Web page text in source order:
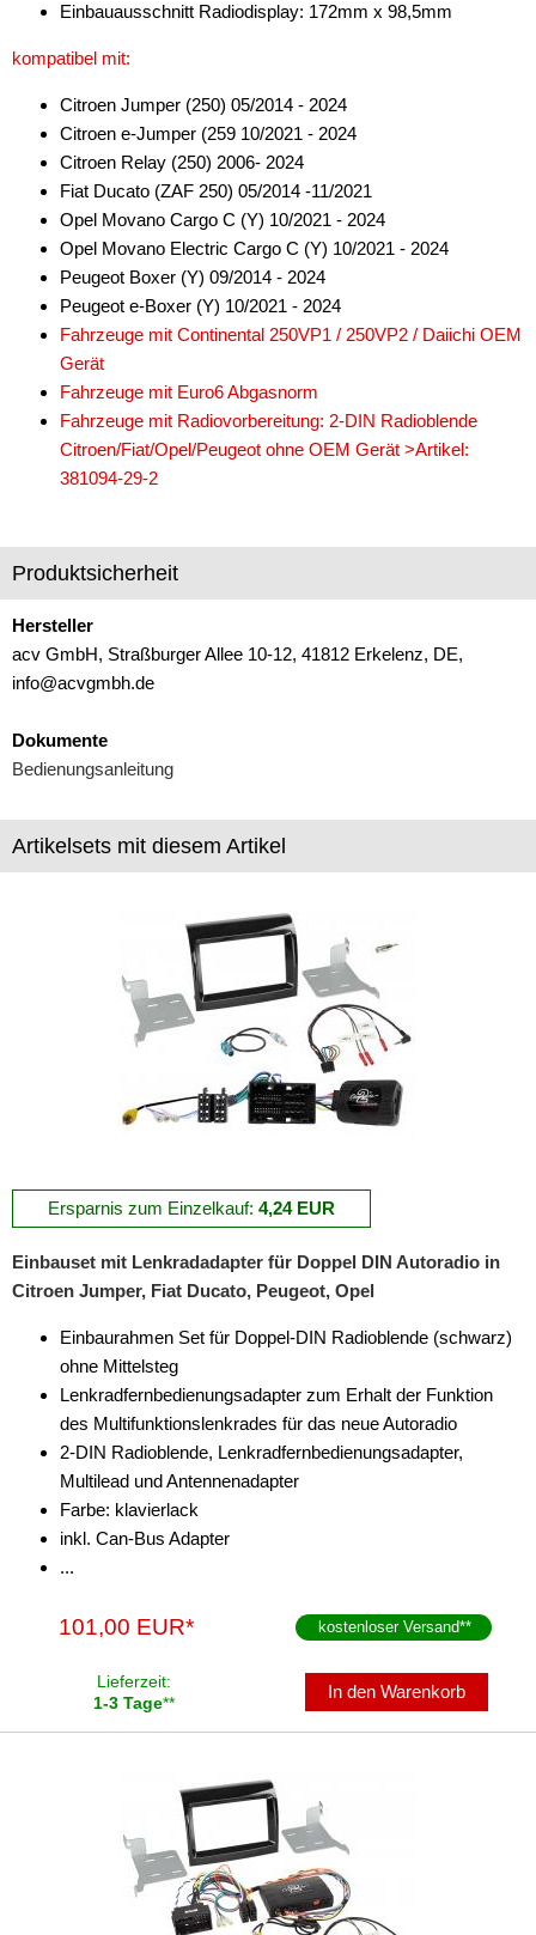
iPod
kabellos Laden
Lautsprecheradapter
Lautsprechereinbauset
Lautsprecherkabel
Lautsprecherringe
Lenkradadapter
Marderschutz
Multimediainterface
Parkscheiben
Radioblenden
für Alfa Romeo
für Audi
für BMW
für Buick
für Chevrolet
für Citroen
für Daihatsu
für Eagle
für Fiat
Barchetta
Brava
Bravo
Croma
Doblo
e-Ducato
Fiorino
Fullback
Einbauausschnitt Radiodisplay: 172mm x 98,5mm
kompatibel mit:
Citroen Jumper (250) 05/2014 - 2024
Citroen e-Jumper (259 10/2021 - 2024
Citroen Relay (250) 2006- 2024
Fiat Ducato (ZAF 250) 05/2014 -11/2021
Opel Movano Cargo C (Y) 10/2021 - 2024
Opel Movano Electric Cargo C (Y) 10/2021 - 2024
Peugeot Boxer (Y) 09/2014 - 2024
Peugeot e-Boxer (Y) 10/2021 - 2024
Fahrzeuge mit Continental 250VP1 / 250VP2 / Daiichi OEM
Gerät
Fahrzeuge mit Euro6 Abgasnorm
Fahrzeuge mit Radiovorbereitung: 2-DIN Radioblende
Citroen/Fiat/Opel/Peugeot ohne OEM Gerät >Artikel:
381094-29-2
Produktsicherheit
Hersteller
acv GmbH, Straßburger Allee 10-12, 41812 Erkelenz, DE,
info@acvgmbh.de
Dokumente
Bedienungsanleitung
Artikelsets mit diesem Artikel
Ersparnis zum Einzelkauf: 4,24 EUR
Einbauset mit Lenkradadapter für Doppel DIN Autoradio in
Citroen Jumper, Fiat Ducato, Peugeot, Opel
Einbaurahmen Set für Doppel-DIN Radioblende (schwarz)
ohne Mittelsteg
Lenkradfernbedienungsadapter zum Erhalt der Funktion
des Multifunktionslenkrades für das neue Autoradio
2-DIN Radioblende, Lenkradfernbedienungsadapter,
Multilead und Antennenadapter
Farbe: klavierlack
inkl. Can-Bus Adapter
...
101,00 EUR* kostenloser Versand**
Lieferzeit:
1-3 Tage**
In den Warenkorb